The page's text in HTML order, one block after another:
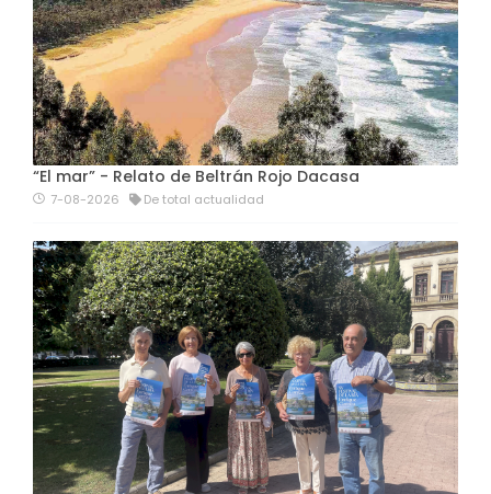
“El mar” - Relato de Beltrán Rojo Dacasa
7-08-2026 De total actualidad